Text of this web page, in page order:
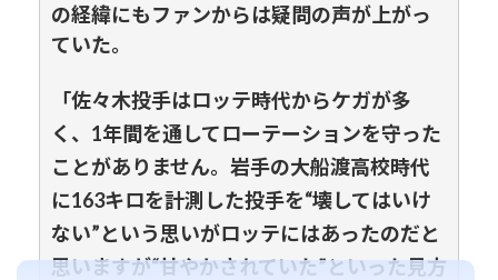
の経緯にもファンからは疑問の声が上がっ
ていた。
「佐々木投手はロッテ時代からケガが多
く、1年間を通してローテーションを守った
ことがありません。岩手の大船渡高校時代
に163キロを計測した投手を“壊してはいけ
ない”という思いがロッテにはあったのだと
思いますが“甘やかされていた”といった見方